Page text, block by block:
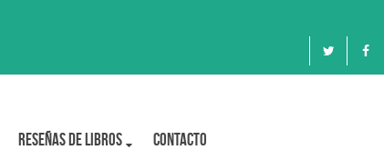
Reseñas de libros Contacto